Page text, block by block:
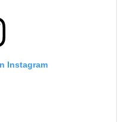
Instagram